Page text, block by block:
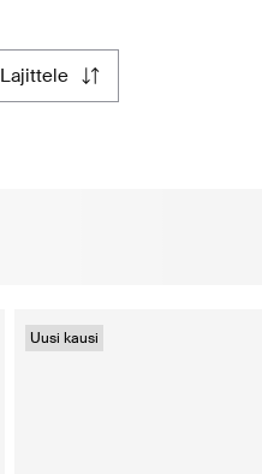
lajittele
Uusi kausi